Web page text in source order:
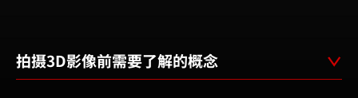
拍摄3D影像前需要了解的概念